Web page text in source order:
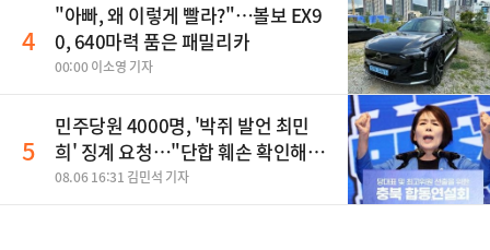
4
"아빠, 왜 이렇게 빨라?"…볼보 EX9
0, 640마력 품은 패밀리카
00:00 이소영 기자
5
민주당원 4000명, '박쥐 발언 최민
희' 징계 요청…"단합 훼손 확인해
야"
08.06 16:31 김민석 기자